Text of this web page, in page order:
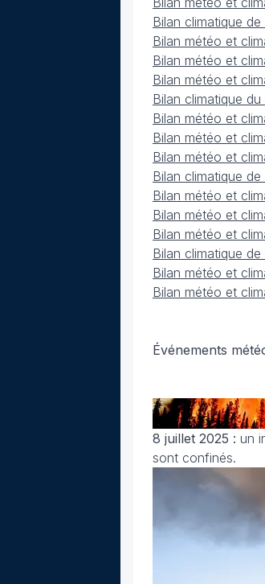
Bilan climatique
Bilan météo et
Bilan météo et
Bilan météo et
Bilan climatique
Bilan météo et
Bilan météo et
Bilan météo et
Bilan climatique
Bilan météo et
Bilan météo et
Bilan météo et
Bilan climatique
Bilan météo et
Bilan météo et
Événements
8 juillet 2025 : un
sont confinés.